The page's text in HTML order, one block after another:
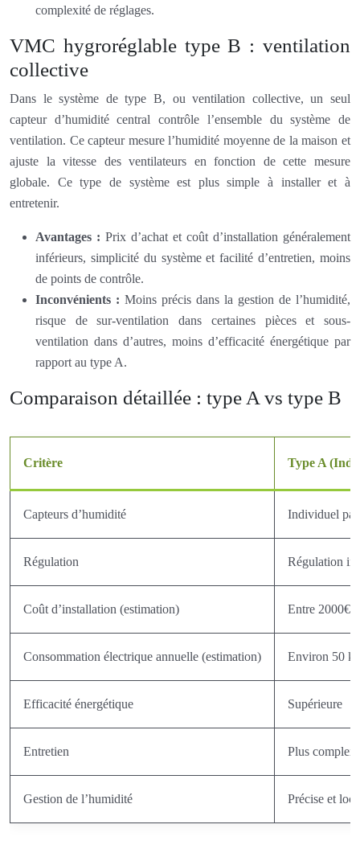
complexité de réglages.
VMC hygroréglable type B : ventilation
collective
Dans le système de type B, ou ventilation collective, un seul
capteur d’humidité central contrôle l’ensemble du système de
ventilation. Ce capteur mesure l’humidité moyenne de la maison et
ajuste la vitesse des ventilateurs en fonction de cette mesure
globale. Ce type de système est plus simple à installer et à
entretenir.
Avantages : Prix d’achat et coût d’installation généralement
inférieurs, simplicité du système et facilité d’entretien, moins
de points de contrôle.
Inconvénients : Moins précis dans la gestion de l’humidité,
risque de sur-ventilation dans certaines pièces et sous-
ventilation dans d’autres, moins d’efficacité énergétique par
rapport au type A.
Comparaison détaillée : type A vs type B
Critère Type A
Capteurs d’humidité Individuel
Régulation Régulation
Coût d’installation (estimation) Entre 2000€
Consommation électrique annuelle (estimation) Environ 50
Efficacité énergétique Supérieure
Entretien Plus
Gestion de l’humidité Précise et